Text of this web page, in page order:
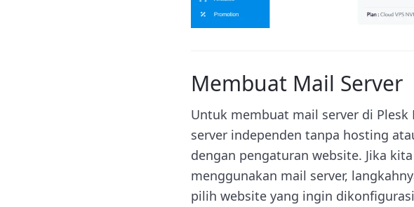
Membuat Mail Server
Untuk membuat mail server di
server independen tanpa hosting
dengan pengaturan website. Jika
menggunakan mail server,
pilih website yang ingin